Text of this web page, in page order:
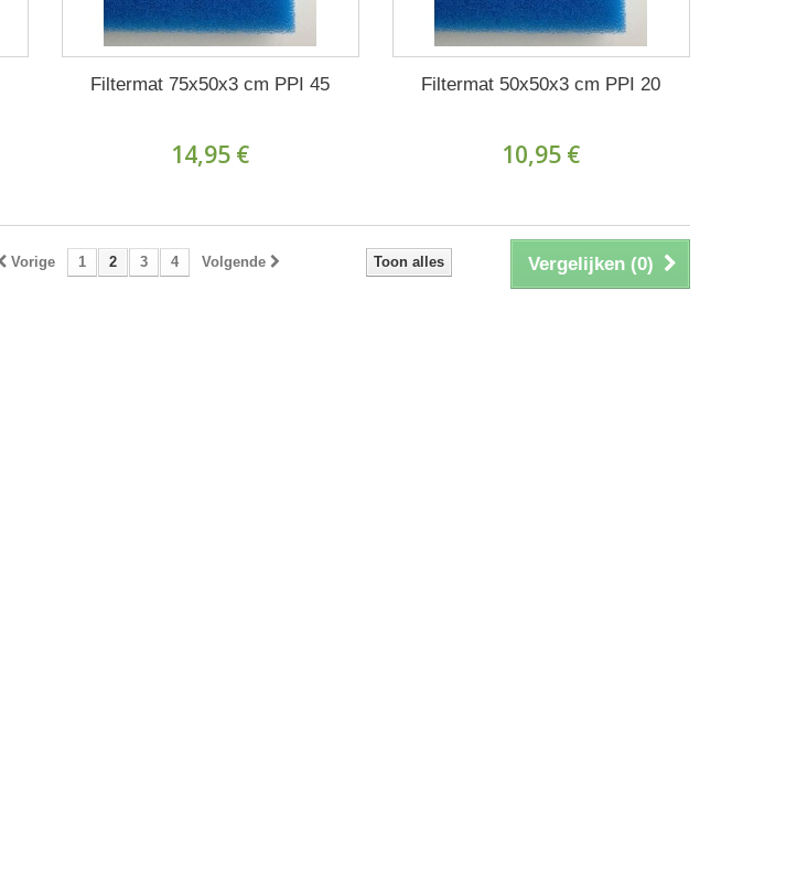
Filtermat 75x50x3 cm PPI 45
14,95 €
Filtermat 50x50x3 cm PPI 20
10,95 €
Vergelijken (0)
Toon alles
Vorige 1 2 3 4 Volgende